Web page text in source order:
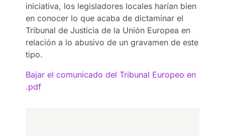
iniciativa, los legisladores locales harían bien
en conocer lo que acaba de dictaminar el
Tribunal de Justicia de la Unión Europea en
relación a lo abusivo de un gravamen de este
tipo.
Bajar el comunicado del Tribunal Europeo en
.pdf